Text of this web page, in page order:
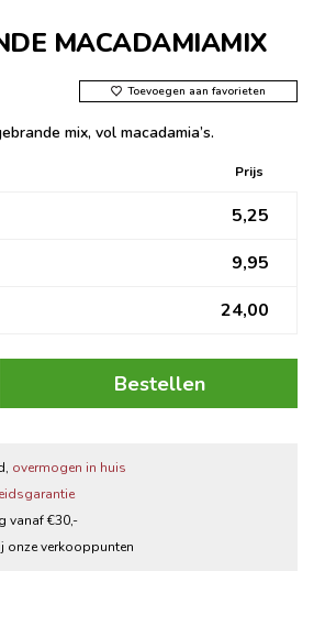
MACADAMIAMIX
Toevoegen aan favorieten
mix, vol macadamia’s.
Prijs
5,25
9,95
24,00
Bestellen
overmogen in huis
vanaf €30,-
onze verkooppunten